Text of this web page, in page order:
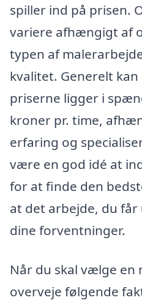
spiller ind på prisen.
variere afhængigt af
typen af
kvalitet. Generelt
priserne ligger i
kroner pr. time,
erfaring og
være en god idé at
for at finde den
at det arbejde, du
dine forventninger.
Når du skal vælge en
overveje følgende